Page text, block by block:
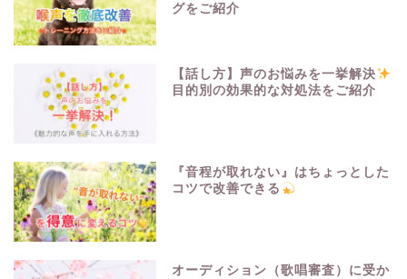
グをご紹介
【話し方】声のお悩みを一挙解決
目的別の効果的な対処法をご紹介
『音程が取れない』はちょっとした
コツで改善できる
オーディション（歌唱審査）に受か